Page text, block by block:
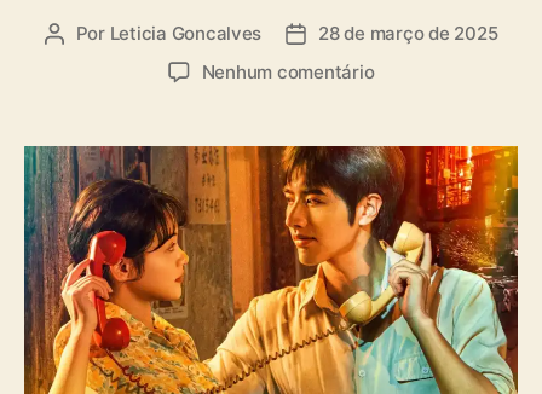
A
r
d
o
p
o
s
t
Por Leticia Goncalves
D
d
e
p
u
b
i
c
a
ç
28 de março de 2025
Nenhum comentárioe
S
p
r
i
n
g
B
u
r